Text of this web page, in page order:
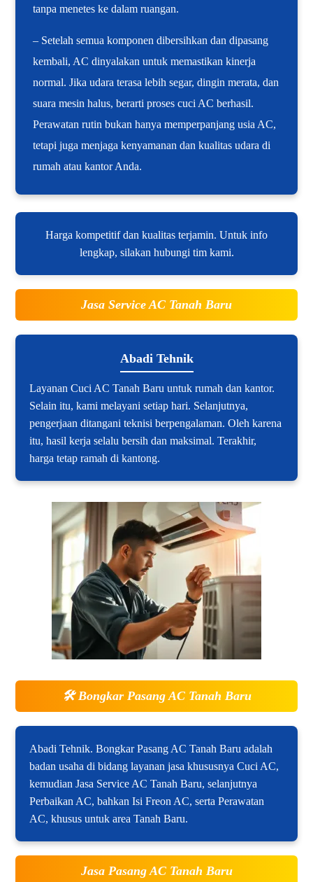
tanpa menetes ke dalam ruangan.
– Setelah semua komponen dibersihkan dan dipasang
kembali, AC dinyalakan untuk memastikan kinerja
normal. Jika udara terasa lebih segar, dingin merata, dan
suara mesin halus, berarti proses cuci AC berhasil.
Perawatan rutin bukan hanya memperpanjang usia AC,
tetapi juga menjaga kenyamanan dan kualitas udara di
rumah atau kantor Anda.
Harga kompetitif dan kualitas terjamin. Untuk info
lengkap, silakan hubungi tim kami.
Jasa Service AC Tanah Baru
Abadi Tehnik
Layanan Cuci AC Tanah Baru untuk rumah dan kantor.
Selain itu, kami melayani setiap hari. Selanjutnya,
pengerjaan ditangani teknisi berpengalaman. Oleh karena
itu, hasil kerja selalu bersih dan maksimal. Terakhir,
harga tetap ramah di kantong.
🛠️Bongkar Pasang AC Tanah Baru
Abadi Tehnik. Bongkar Pasang AC Tanah Baru adalah
badan usaha di bidang layanan jasa khususnya Cuci AC,
kemudian Jasa Service AC Tanah Baru, selanjutnya
Perbaikan AC, bahkan Isi Freon AC, serta Perawatan
AC, khusus untuk area Tanah Baru.
Jasa Pasang AC Tanah Baru